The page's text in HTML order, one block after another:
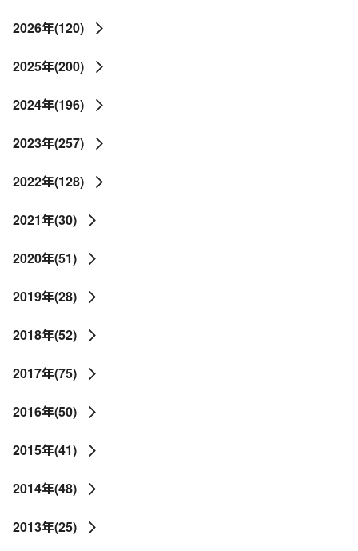
2026年(120)
2025年(200)
2024年(196)
2023年(257)
2022年(128)
2021年(30)
2020年(51)
2019年(28)
2018年(52)
2017年(75)
2016年(50)
2015年(41)
2014年(48)
2013年(25)